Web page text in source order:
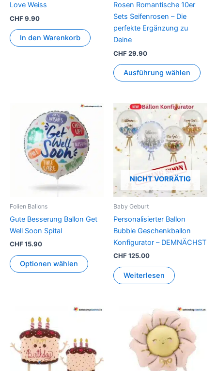
Love Weiss
CHF9.90
In den Warenkorb
Rosen Romantische 10er
Sets Seifenrosen – Die
perfekte Ergänzung zu
Deine
CHF29.90
Ausführung wählen
Folien Ballons
Gute Besserung Ballon Get
Well Soon Spital
CHF15.90
Optionen wählen
NICHT VORRÄTIG
Baby Geburt
Personalisierter Ballon
Bubble Geschenkballon
Konfigurator – DEMNÄCHST
CHF125.00
Weiterlesen